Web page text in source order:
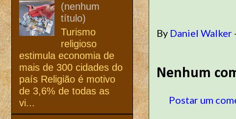
By Daniel Walker
Nenhum
Postar um
(nenhum
título)
Turismo
religioso
estimula economia de
mais de 300 cidades do
país Religião é motivo
de 3,6% de todas as
vi...